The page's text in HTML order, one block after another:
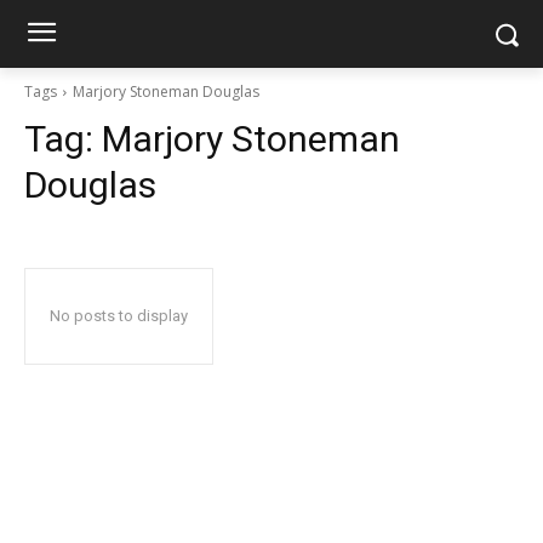
Tags Marjory Stoneman Douglas
Tag: Marjory Stoneman
Douglas
No posts to display